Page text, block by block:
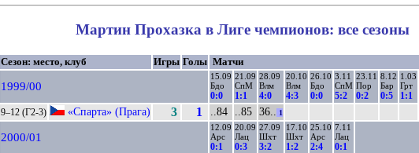
Мартин Прохазка в Лиге чемпионов: все сезоны
Сезон: место, клуб Игры Голы Матчи
1999/00
15.09
Бдо
0:0
21.09
СпМ
1:1
28.09
Влм
4:0
20.10
Влм
4:3
26.10
Бдо
0:0
3.11
СпМ
5:2
23.11
Пор
0:2
8.12
Бар
0:5
1.03
Грт
1:1
9–12 (Г2-3) «Спарта» (Прага) 3 1 ..84 ..85 36.. 1
2000/01
12.09
Арс
0:1
20.09
Лац
0:3
27.09
Шхт
3:2
17.10
Шхт
1:2
25.10
Арс
2:4
7.11
Лац
0:1